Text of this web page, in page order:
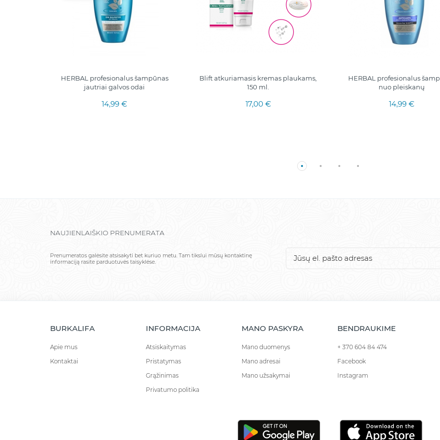
HERBAL profesionalus šampūnas
jautriai galvos odai
14,99 €
Blift atkuriamasis kremas plaukams,
150 ml.
17,00 €
HERBAL profesionalus
nuo pleiskanų
14,99 €
NAUJIENLAIŠKIO PRENUMERATA
Prenumeratos galėsite atsisakyti bet kuriuo metu. Tam tikslui mūsų kontaktinę
informaciją rasite parduotuvės taisyklėse.
BURKALIFA
Apie mus
Kontaktai
INFORMACIJA
Atsiskaitymas
Pristatymas
Grąžinimas
Privatumo politika
MANO PASKYRA
Mano duomenys
Mano adresai
Mano užsakymai
BENDRAUKIME
+ 370 604 84 474
Facebook
Instagram